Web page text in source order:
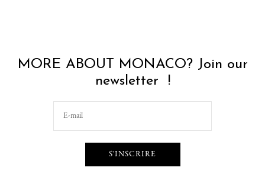
MORE ABOUT MONACO? Join our
newsletter !